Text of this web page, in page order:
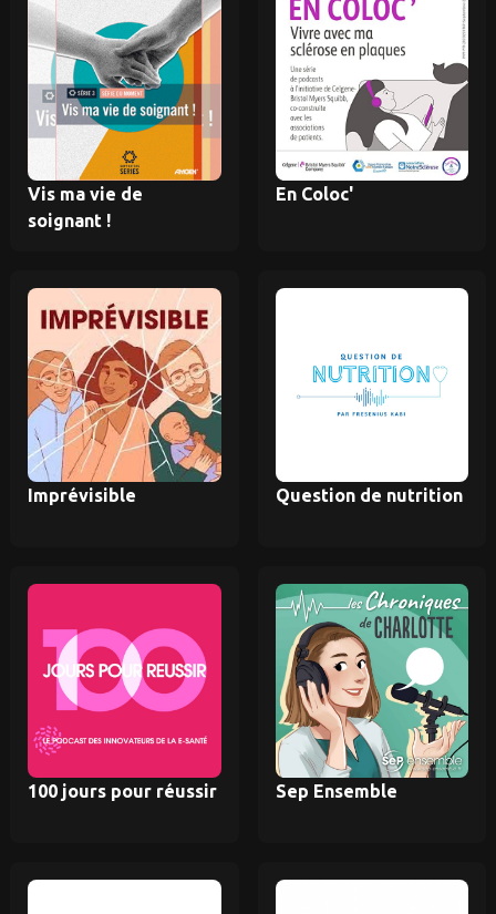
Vis ma vie de
soignant !
En Coloc'
Imprévisible Question de nutrition
100 jours pour réussir Sep Ensemble